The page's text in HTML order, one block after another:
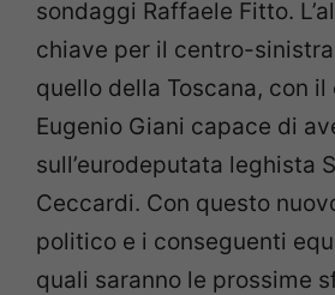
sondaggi Raffaele Fitto.
chiave per il centro-
quello della Toscana, con
Eugenio Giani capace di
sull’eurodeputata leghista
Ceccardi. Con questo
politico e i conseguenti
quali saranno le prossime